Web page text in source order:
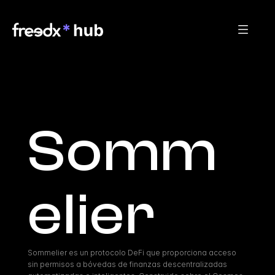
Somm
elier
Sommelier es un protocolo DeFi que proporciona acceso
sin permisos a bóvedas de finanzas descentralizadas